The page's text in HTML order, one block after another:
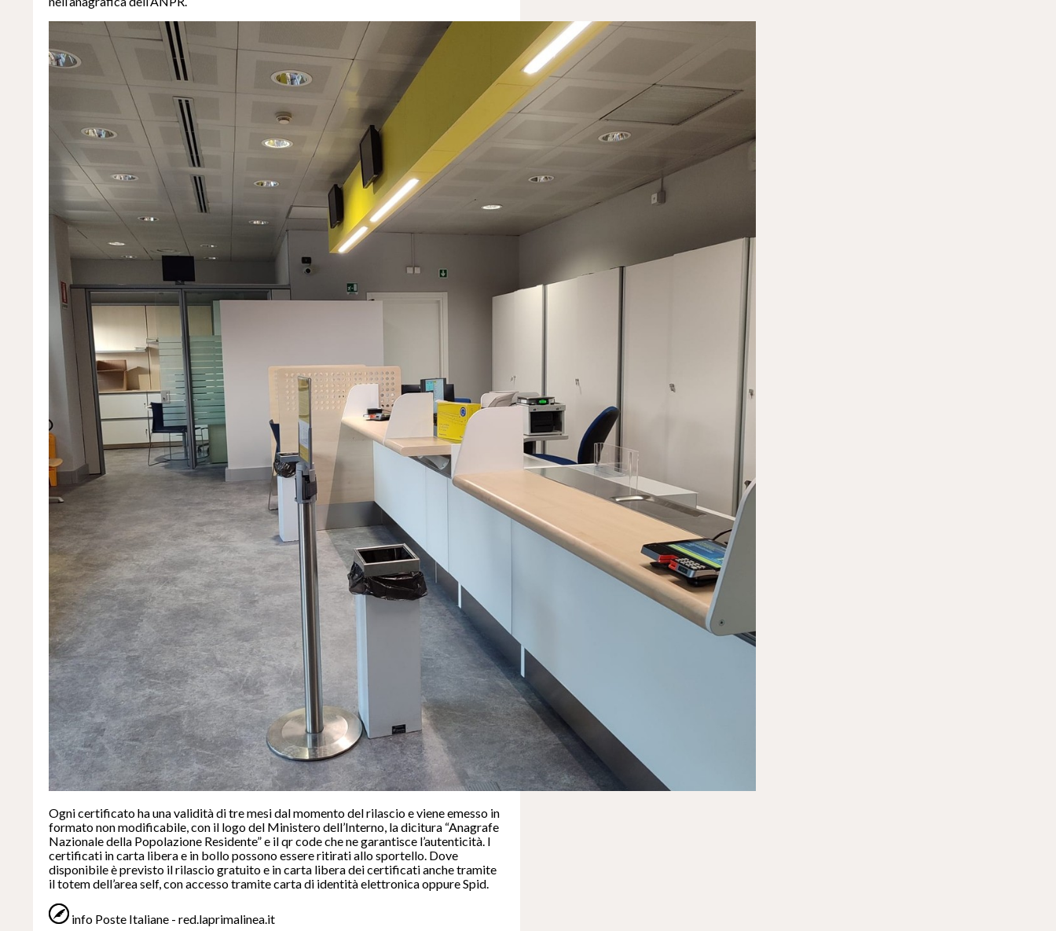
Ogni certificato ha una validità di tre mesi dal momento del rilascio e viene emesso in
formato non modificabile, con il logo del Ministero dell’Interno, la dicitura “Anagrafe
Nazionale della Popolazione Residente” e il qr code che ne garantisce l’autenticità. I
certificati in carta libera e in bollo possono essere ritirati allo sportello. Dove
disponibile è previsto il rilascio gratuito e in carta libera dei certificati anche tramite
il totem dell’area self, con accesso tramite carta di identità elettronica oppure Spid.
info Poste Italiane - red.laprimalinea.it